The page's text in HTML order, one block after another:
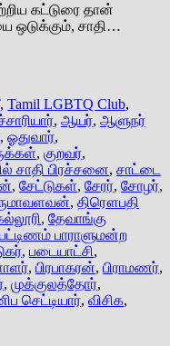
கட்டுரை தான்
ஒடுக்கும், சாதி…
, Tamil LGBTQ Club,
, ஆயர், ஆளுநர்
, ஓதுவார்,
, குறவர்,
சாதி பிரச்சனை, சாட்டை
, சேட்டுகள், சேரர், சோழர்,
, திரௌபதி
, தேவாங்கு
பாராளுமன்ற
, படையாட்சி,
, பிரபாகரன், பிராமணர்,
, முக்குலத்தோர்,
செட்டியார், விசிக,